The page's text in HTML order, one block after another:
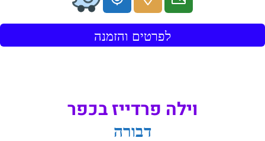
לפרטים והזמנה
וילה פרדייז בכפר
דבורה